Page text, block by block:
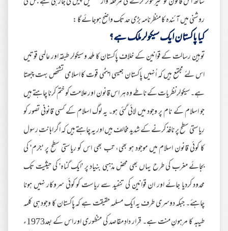
روشنی میں آئندہ کا منظرنامہ بڑی حد تک واضح ہوجائے گا :
کیا پاکستان ایک سیکولر ملک ہے؟
توہین رسالت کے قوانین کے خلاف پاکستان کا ملحد وسیکولر طبقہ اور عالمی قوتیں
اس لئے مجتمع ہیں کہ اُنہیں پاکستان جیسی ایٹمی قوت کا اسلامی تشخص بہت چبھتا
ہے۔سیکولرنظریات کے ناطے وہ ہر اس قانون اور علامت کو ختم کرنا چاہتے ہیں
جو اسلام کے نام پر وجود میں لائی گئی ہو۔ یہ لوگ اسلام کے کسی قانونی تصور کو
ریاستی سطح پر نافذ کرنے کے شدید مخالف ہیں اور یہ چاہتے ہیں کہ اگر اہانت ِرسول
کا کوئی قانون اسلام میں موجود ہو بھی، تب بھی اس کو ریاستی سطح پر 'جرم' کی
بجائے مغرب کی طرح یہاں بھی محض مذہبی بنیاد پر 'ایک گناہ' کی حیثیت تک
محدود کردیا جائے اور ان قوانین کی تنفید سے ریاست کو کوئی سروکار نہیں ہونا
چاہئے۔ جبکہ دوسری طرف یہ ایک مسلمہ حقیقت ہے کہ پاکستان کا وجود ہی کلمہ
طیبہ کا مرہونِ منت ہے۔ قرار دادِ مقاصد کی منظوری اور اس کے بعد1973ء